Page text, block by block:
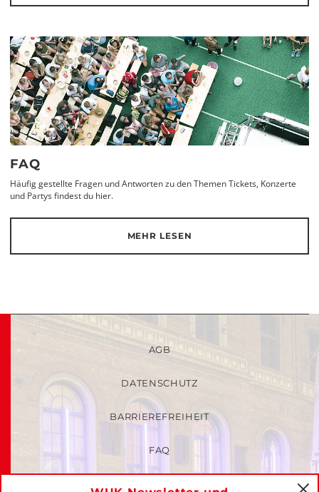
FAQ
Häufig gestellte Fragen und Antworten zu den Themen Tickets, Konzerte
und Partys findest du hier.
MEHR LESEN
AGB
DATENSCHUTZ
BARRIEREFREIHEIT
FAQ